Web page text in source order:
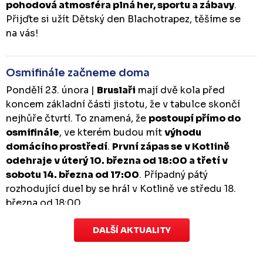
pohodová atmosféra plná her, sportu a zábavy.
Přijďte si užít Dětský den Blachotrapez, těšíme se
na vás!
Osmifinále začneme doma
Pondělí 23. února | Bruslaři mají dvě kola před
koncem základní části jistotu, že v tabulce skončí
nejhůře čtvrtí. To znamená, že postoupí přímo do
osmifinále, ve kterém budou mítvýhodu
domácího prostředí. První zápas se v Kotlině
odehraje v úterý 10. března od 18:00 a třetí v
sobotu 14. března od 17:00. Případný pátý
rozhodující duel by se hrál v Kotlině ve středu 18.
března od 18:00.
Zápas dorostu je odložen
DALŠÍ AKTUALITY